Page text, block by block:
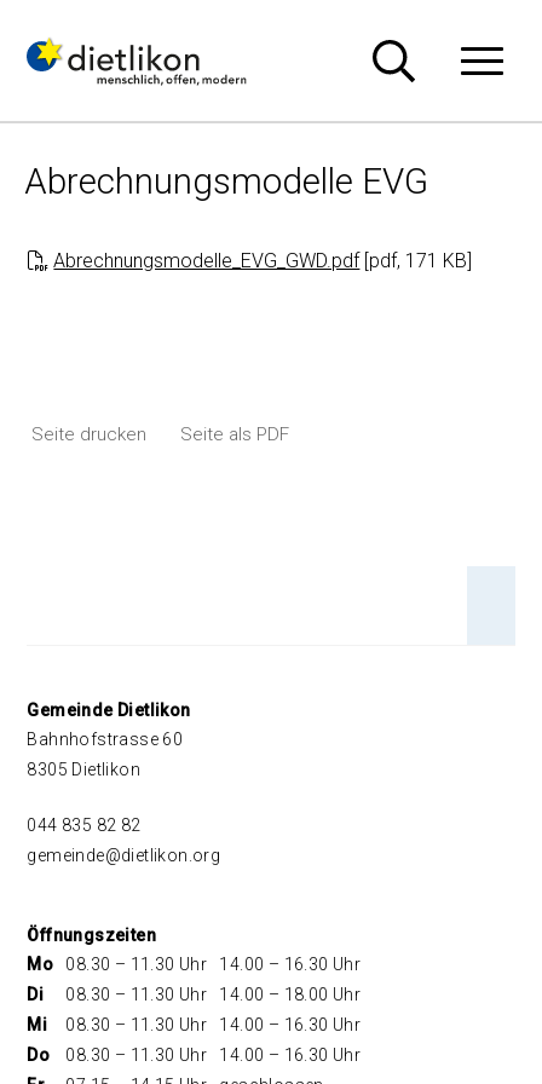
Abrechnungsmodelle EVG
Abrechnungsmodelle_EVG_GWD.pdf[pdf, 171 KB]
Seite drucken Seite als PDF
Footer
Gemeinde Dietlikon
Bahnhofstrasse 60
8305 Dietlikon
044 835 82 82
gemeinde@dietlikon.org
Öffnungszeiten
Mo
08.30 – 11.30 Uhr
14.00 – 16.30 Uhr
Di
08.30 – 11.30 Uhr
14.00 – 18.00 Uhr
Mi
08.30 – 11.30 Uhr
14.00 – 16.30 Uhr
Do
08.30 – 11.30 Uhr
14.00 – 16.30 Uhr